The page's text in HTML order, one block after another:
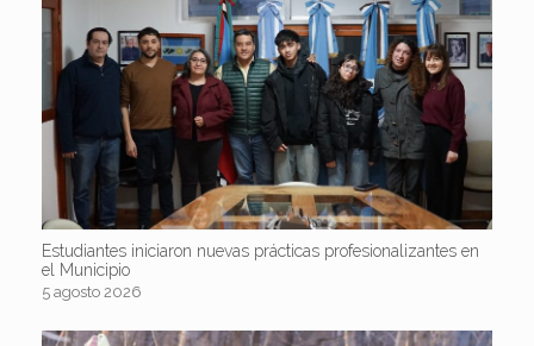
Estudiantes iniciaron nuevas prácticas profesionalizantes en
el Municipio
5 agosto 2026